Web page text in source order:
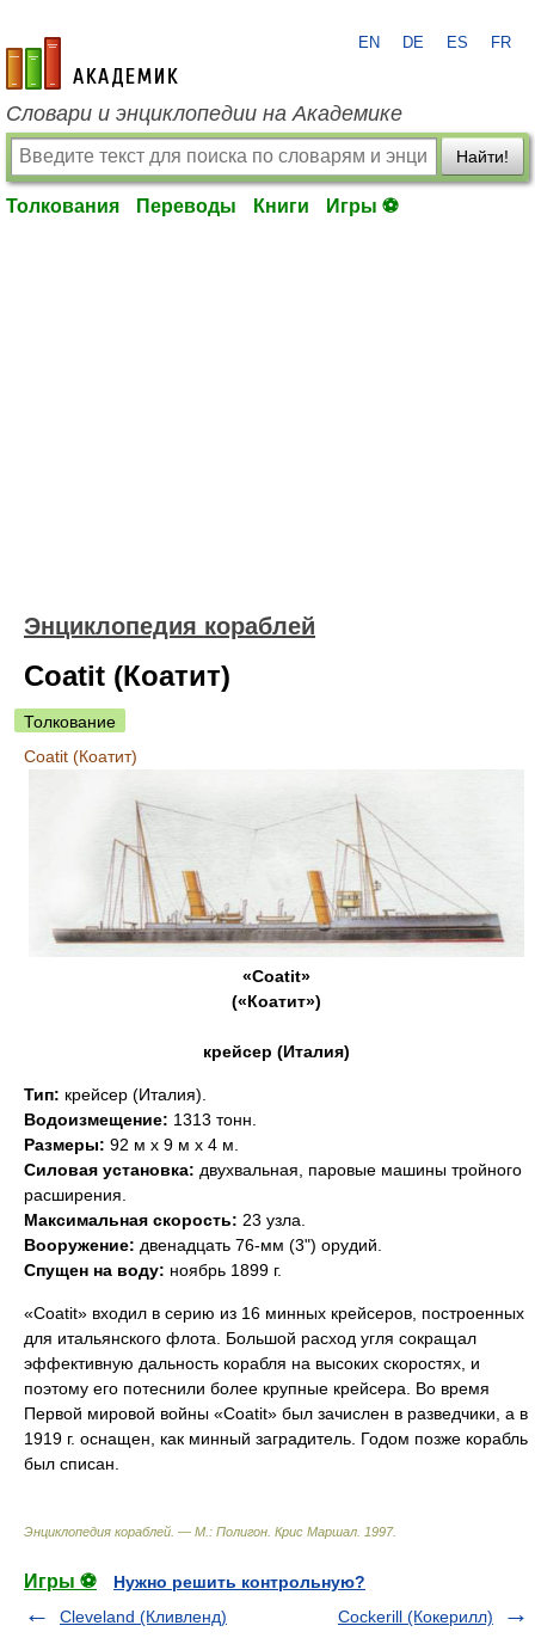
academic.ru
EN DE ES FR
Словари и энциклопедии на Академике
Найти!
Толкования Переводы Книги Игры ⚽
Энциклопедия кораблей
Coatit (Коатит)
Толкование
Coatit (Коатит)
«Coatit»
(«Коатит»)
крейсер (Италия)
Тип: крейсер (Италия).
Водоизмещение: 1313 тонн.
Размеры: 92 м х 9 м х 4 м.
Силовая установка: двухвальная, паровые машины тройного
расширения.
Максимальная скорость: 23 узла.
Вооружение: двенадцать 76-мм (3") орудий.
Спущен на воду: ноябрь 1899 г.
«Coatit» входил в серию из 16 минных крейсеров, построенных
для итальянского флота. Большой расход угля сокращал
эффективную дальность корабля на высоких скоростях, и
поэтому его потеснили более крупные крейсера. Во время
Первой мировой войны «Coatit» был зачислен в разведчики, а в
1919 г. оснащен, как минный заградитель. Годом позже корабль
был списан.
Энциклопедия кораблей. — М.: Полигон Крис Маршал 1997.
Игры ⚽
Нужно решить контрольную?
Cleveland (Кливленд)
Cockerill (Кокерилл)